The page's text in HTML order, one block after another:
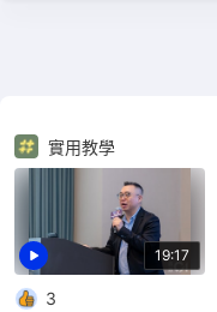
19:17
實用教學
3